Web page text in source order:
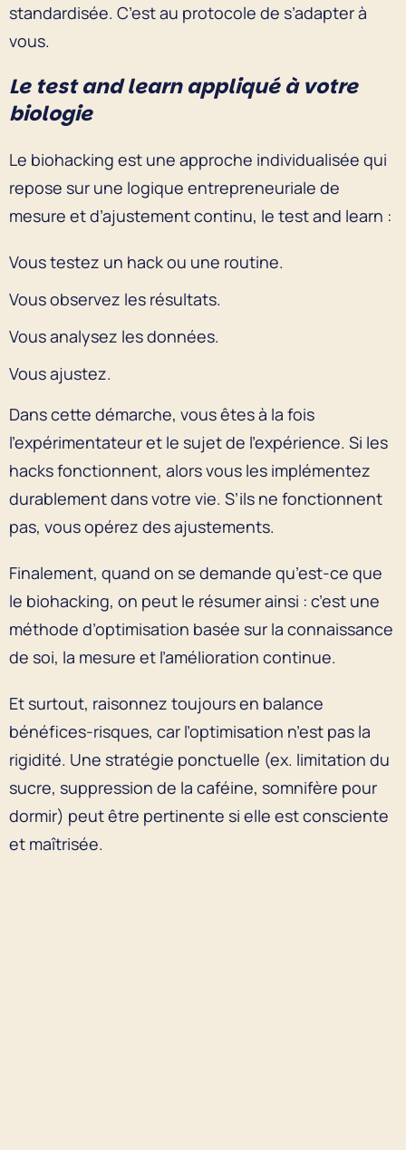
standardisée. C’est au protocole de s’adapter à
vous.
Le test and learn appliqué à votre
biologie
Le biohacking est une approche individualisée qui
repose sur une logique entrepreneuriale de
mesure et d’ajustement continu, le test and learn :
Vous testez un hack ou une routine.
Vous observez les résultats.
Vous analysez les données.
Vous ajustez.
Dans cette démarche, vous êtes à la fois
l’expérimentateur et le sujet de l’expérience. Si les
hacks fonctionnent, alors vous les implémentez
durablement dans votre vie. S’ils ne fonctionnent
pas, vous opérez des ajustements.
Finalement, quand on se demande qu’est-ce que
le biohacking, on peut le résumer ainsi : c’est une
méthode d’optimisation basée sur la connaissance
de soi, la mesure et l’amélioration continue.
Et surtout, raisonnez toujours en balance
bénéfices-risques, car l’optimisation n’est pas la
rigidité. Une stratégie ponctuelle (ex. limitation du
sucre, suppression de la caféine, somnifère pour
dormir) peut être pertinente si elle est consciente
et maîtrisée.